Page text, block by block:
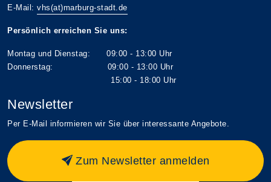
E-Mail: vhs(at)marburg-stadt.de
Persönlich erreichen Sie uns:
Montag und Dienstag: 09:00 - 13:00 Uhr
Donnerstag: 09:00 - 13:00 Uhr
15:00 - 18:00 Uhr
Newsletter
Per E-Mail informieren wir Sie über interessante Angebote.
Zum Newsletter anmelden